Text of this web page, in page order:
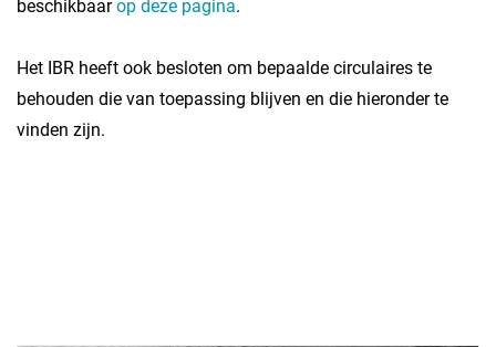
beschikbaarop deze pagina.
Het IBR heeft ook besloten om bepaalde circulaires te
behouden die van toepassing blijven en die hieronder te
vinden zijn.